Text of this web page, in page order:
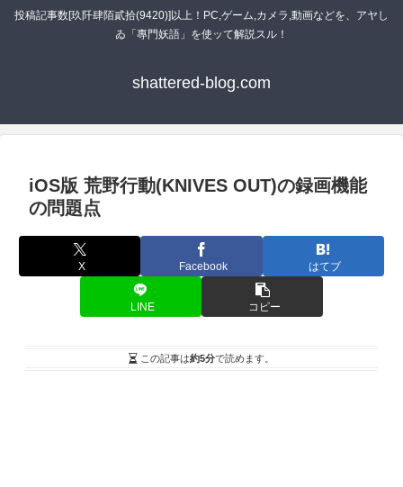
投稿記事数[玖阡肆陌貳拾(9420)]以上！PC,ゲーム,カメラ,動画などを、アヤし
ゐ「專門妖語」を使ッて解説スル！
shattered-blog.com
iOS版 荒野行動(KNIVES OUT)の録画機能
の問題点
X Facebook はてブ
LINE コピー
この記事は約5分で読めます。